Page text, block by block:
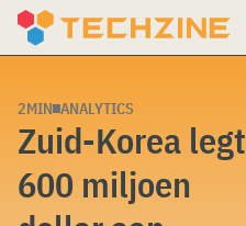
Skip
2MIN ANALYTICS
Zuid-Korea legt
600 miljoen